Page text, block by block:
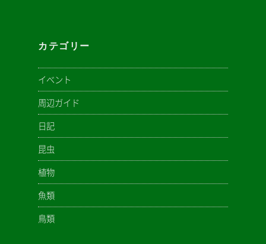
カテゴリー
イベント
周辺ガイド
日記
昆虫
植物
魚類
鳥類